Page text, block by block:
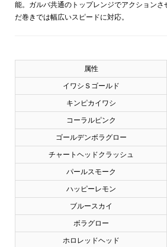
能。ガルバ共通のトップレンジでアクションさ
だ巻きでは幅広いスピードに対応。
属性
イワシＳゴールド
キンピカイワシ
コーラルピンク
ゴールデンボラグロー
チャートヘッドクラッシュ
パールスモーク
ハッピーレモン
ブルースカイ
ボラグロー
ホロレッドヘッド